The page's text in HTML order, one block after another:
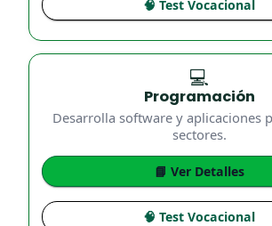
🧠 Test Vocacional
💻
Programación
Desarrolla software y aplicaciones
sectores.
📘 Ver Detalles
🧠 Test Vocacional